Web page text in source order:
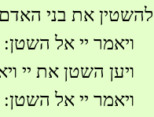
להשטין את בני האדם
ויאמר יי אל
ויען השטן את יי
ויאמר יי אל